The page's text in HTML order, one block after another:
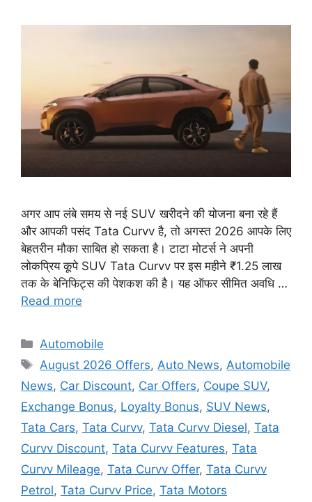
अगर आप लंबे समय से नई SUV खरीदने की योजना बना रहे हैं
और आपकी पसंद Tata Curvv है, तो अगस्त 2026 आपके लिए
बेहतरीन मौका साबित हो सकता है। टाटा मोटर्स ने अपनी
लोकप्रिय कूपे SUV Tata Curvv पर इस महीने ₹1.25 लाख
तक के बेनिफिट्स की पेशकश की है। यह ऑफर सीमित अवधि …
Read more
Categories
Automobile
Tags
August 2026 Offers,Auto News,Automobile
News, Car Discount, Car Offers, Coupe SUV,
Exchange Bonus, Loyalty Bonus, SUV News,
Tata Cars, Tata Curvv, Tata Curvv Diesel, Tata
Curvv Discount, Tata Curvv Features, Tata
Curvv Mileage, Tata Curvv Offer, Tata Curvv
Petrol, Tata Curvv Price, Tata Motors